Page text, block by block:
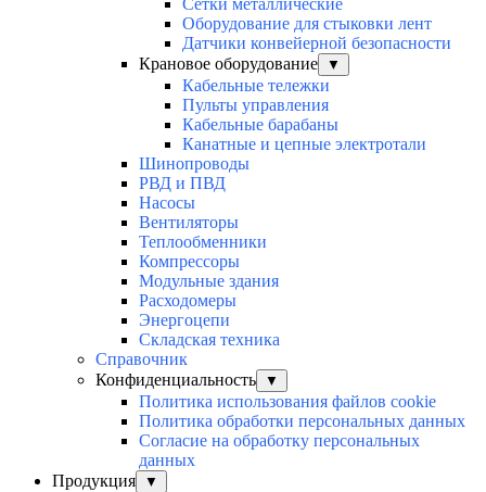
Сетки металлические
Оборудование для стыковки лент
Датчики конвейерной безопасности
Крановое оборудование
▼
Кабельные тележки
Пульты управления
Кабельные барабаны
Канатные и цепные электротали
Шинопроводы
РВД и ПВД
Насосы
Вентиляторы
Теплообменники
Компрессоры
Модульные здания
Расходомеры
Энергоцепи
Складская техника
Справочник
Конфиденциальность
▼
Политика использования файлов cookie
Политика обработки персональных данных
Согласие на обработку персональных
данных
Продукция
▼